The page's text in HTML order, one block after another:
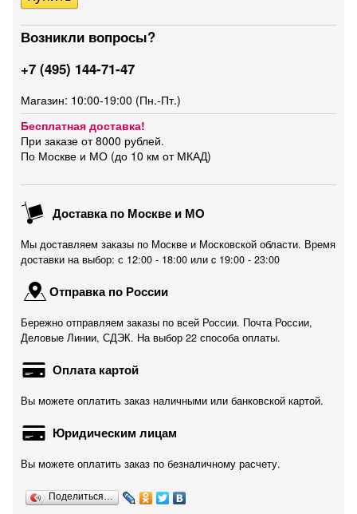
Возникли вопросы?
+7 (495) 144-71-47
Магазин: 10:00-19:00 (Пн.-Пт.)
Бесплатная доставка!
При заказе от 8000 рублей.
По Москве и МО (до 10 км от МКАД)
Доставка по Москве и МО
Мы доставляем заказы по Москве и Московской области. Время
доставки на выбор: с 12:00 - 18:00 или c 19:00 - 23:00
Отправка по России
Бережно отправляем заказы по всей России. Почта России,
Деловые Линии, СДЭК. На выбор 22 способа оплаты.
Оплата картой
Вы можете оплатить заказ наличными или банковской картой.
Юридическим лицам
Вы можете оплатить заказ по безналичному расчету.
Поделиться…